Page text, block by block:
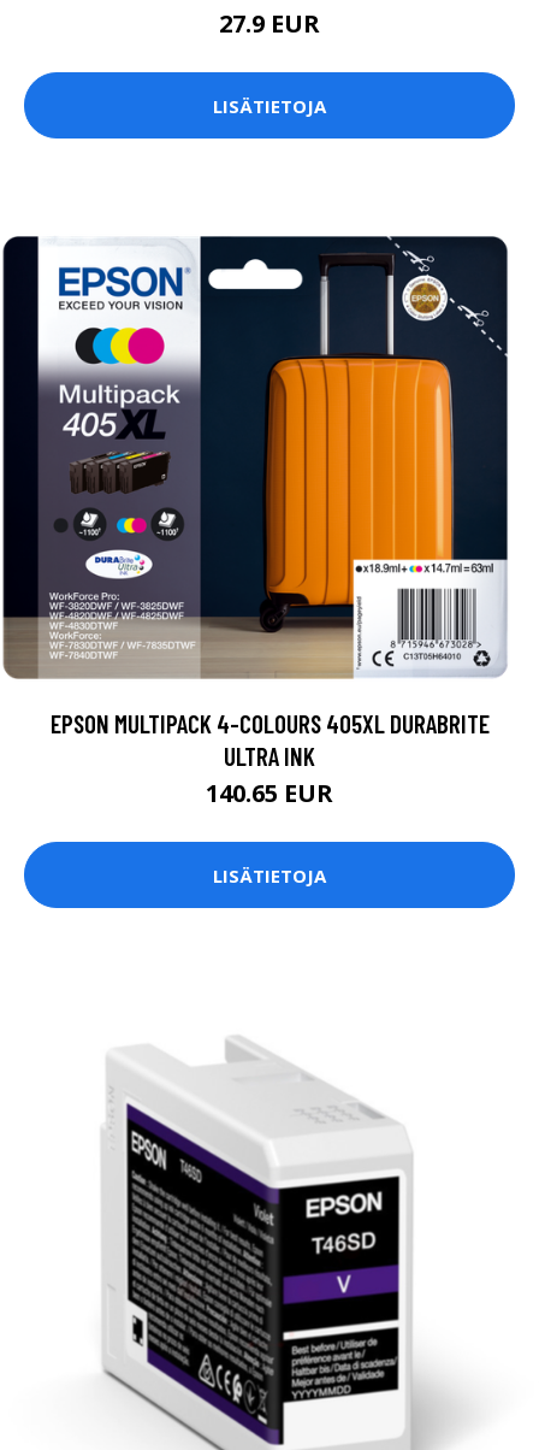
27.9 EUR
LISÄTIETOJA
EPSON MULTIPACK 4-COLOURS 405XL DURABRITE
ULTRA INK
140.65 EUR
LISÄTIETOJA